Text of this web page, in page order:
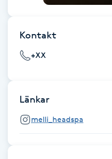
Fransk manikyr
Friskvård
Friskvårdsmassage
Kontakt
+XX
Länkar
melli_headspa